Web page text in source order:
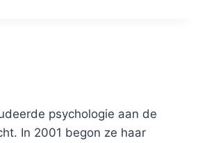
psychologie aan de
In 2001 begon ze haar